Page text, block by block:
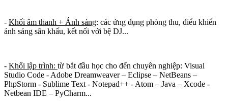
- Khối âm thanh + Ánh sáng: các ứng dụng phòng thu, điểu khiển
ánh sáng sân khấu, kết nối với bệ DJ...
- Khối lập trình: từ bắt đầu học cho đến chuyên nghiệp: Visual
Studio Code - Adobe Dreamweaver – Eclipse – NetBeans –
PhpStorm - Sublime Text - Notepad++ - Atom – Java – Xcode -
Netbean IDE – PyCharm...